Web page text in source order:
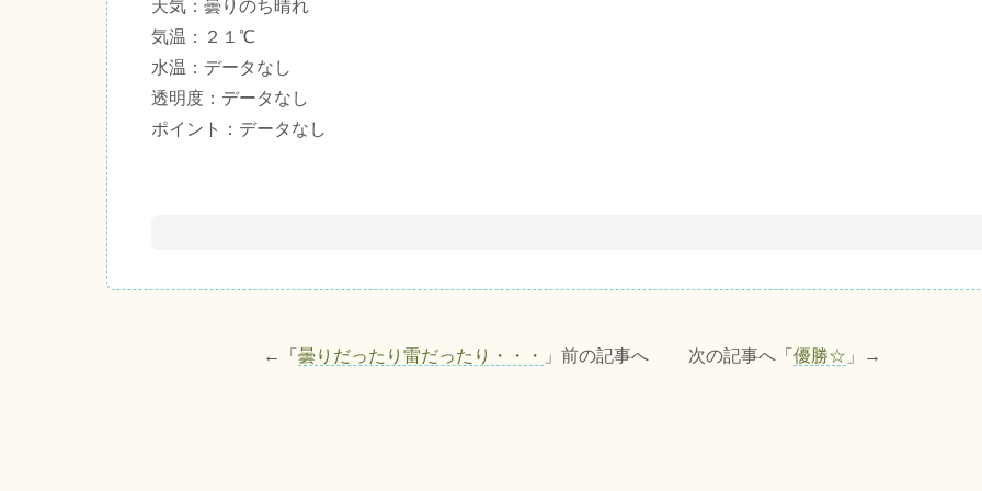
天気：曇りのち晴れ
気温：２１℃
水温：データなし
透明度：データなし
ポイント：データなし
←「 曇りだったり雷だったり・・・ 」前の記事へ 次の記事へ「 優勝☆ 」→